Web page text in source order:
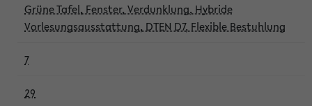
Grüne Tafel, Fenster, Verdunklung, Hybride
Vorlesungsausstattung, DTEN D7, Flexible Bestuhlung
7
29